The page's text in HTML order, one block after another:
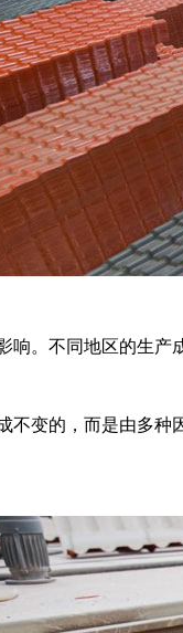
响。不同地区的生产
不变的，而是由多种